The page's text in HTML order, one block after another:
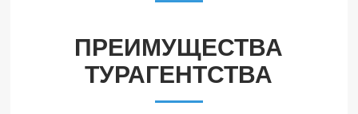
ПРЕИМУЩЕСТВА
ТУРАГЕНТСТВА